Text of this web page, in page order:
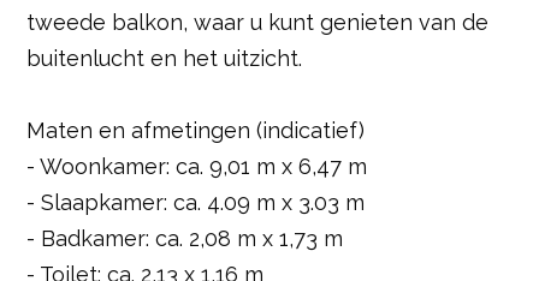
tweede balkon, waar u kunt genieten van de
buitenlucht en het uitzicht.
Maten en afmetingen (indicatief)
- Woonkamer: ca. 9,01 m x 6,47 m
- Slaapkamer: ca. 4.09 m x 3.03 m
- Badkamer: ca. 2,08 m x 1,73 m
- Toilet: ca. 2,13 x 1,16 m